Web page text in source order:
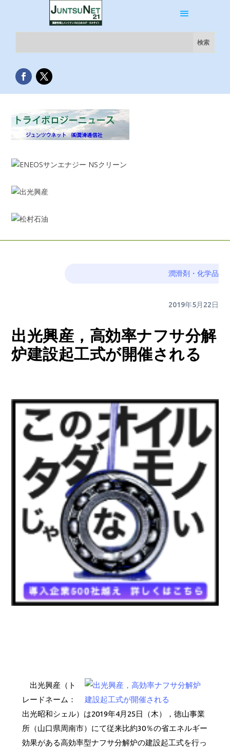
潤滑剤・化学品
2019年5月22日
出光興産，高効率ナフサ分解
炉建設起工式が開催される
出光興産（ト
レードネーム：
出光昭和シェル）は2019年4月25日（木），徳山事業
所（山口県周南市）にて従来比約30％の省エネルギー
効果がある高効率型ナフサ分解炉の建設起工式を行っ